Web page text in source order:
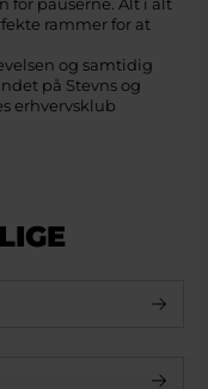
rammer for at
og samtidig
på Stevns og
erhvervsklub